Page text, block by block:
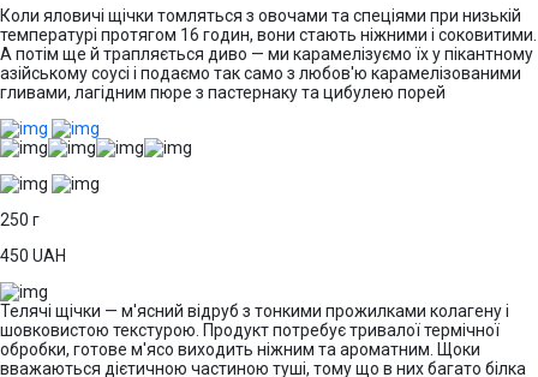
Коли яловичі щічки томляться з овочами та спеціями при низькій
температурі протягом 16 годин, вони стають ніжними і соковитими.
А потім ще й трапляється диво — ми карамелізуємо їх у пікантному
азійському соусі і подаємо так само з любов'ю карамелізованими
гливами, лагідним пюре з пастернаку та цибулею порей
250 г
450 UAH
Телячі щічки — м'ясний відруб з тонкими прожилками колагену і
шовковистою текстурою. Продукт потребує тривалої термічної
обробки, готове м'ясо виходить ніжним та ароматним. Щоки
вважаються дієтичною частиною туші, тому що в них багато білка